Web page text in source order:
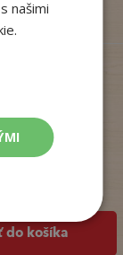
do košíka
našimi